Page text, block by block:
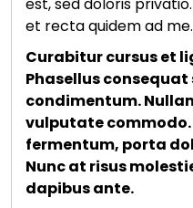
est, sed doloris
et recta quidem ad
Curabitur cursus et
Phasellus
condimentum.
vulputate commodo.
fermentum, porta
Nunc at risus
dapibus ante.